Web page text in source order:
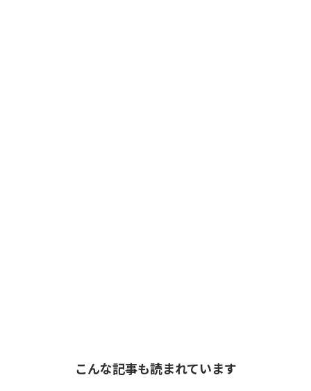
こんな記事も読まれています